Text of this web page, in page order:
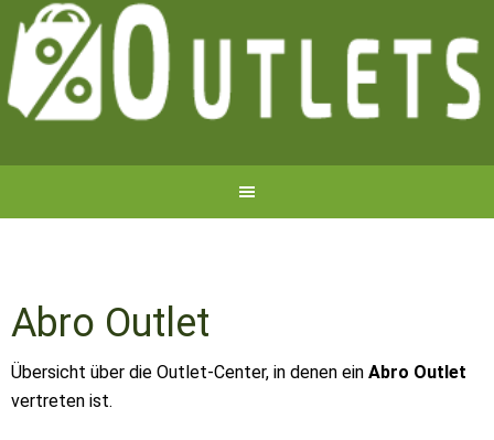
Abro Outlet
Übersicht über die Outlet-Center, in denen ein Abro Outlet
vertreten ist.